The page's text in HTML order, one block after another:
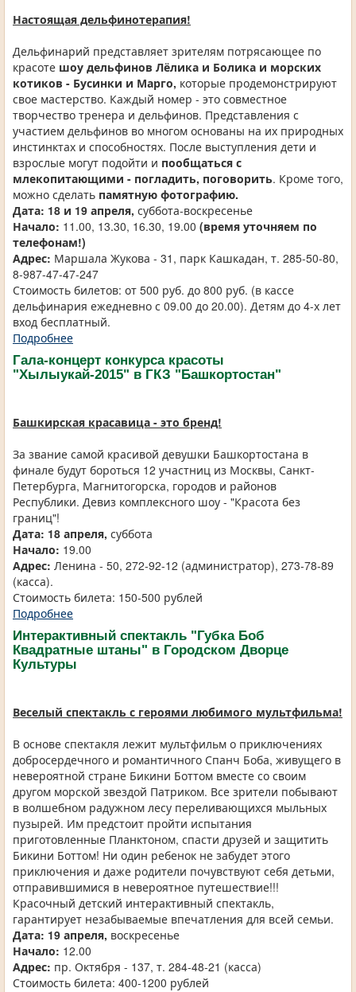
Настоящая дельфинотерапия!
Дельфинарий представляет зрителям потрясающее по
красоте шоу дельфинов Лёлика и Болика и морских
котиков - Бусинки и Марго, которые продемонстрируют
свое мастерство. Каждый номер - это совместное
творчество тренера и дельфинов. Представления с
участием дельфинов во многом основаны на их природных
инстинктах и способностях. После выступления дети и
взрослые могут подойти и пообщаться с
млекопитающими - погладить, поговорить. Кроме того,
можно сделать памятную фотографию.
Дата: 18 и 19 апреля, суббота-воскресенье
Начало: 11.00, 13.30, 16.30, 19.00 (время уточняем по
телефонам!)
Адрес: Маршала Жукова - 31, парк Кашкадан, т. 285-50-80,
8-987-47-47-247
Стоимость билетов: от 500 руб. до 800 руб. (в кассе
дельфинария ежедневно с 09.00 до 20.00). Детям до 4-х лет
вход бесплатный.
Подробнее
Гала-концерт конкурса красоты
"Хылыукай-2015" в ГКЗ "Башкортостан"
Башкирская красавица - это бренд!
За звание самой красивой девушки Башкортостана в
финале будут бороться 12 участниц из Москвы, Санкт-
Петербурга, Магнитогорска, городов и районов
Республики. Девиз комплексного шоу - "Красота без
границ"!
Дата: 18 апреля, суббота
Начало: 19.00
Адрес: Ленина - 50, 272-92-12 (администратор), 273-78-89
(касса).
Стоимость билета: 150-500 рублей
Подробнее
Интерактивный спектакль "Губка Боб
Квадратные штаны" в Городском Дворце
Культуры
Веселый спектакль с героями любимого мультфильма!
В основе спектакля лежит мультфильм о приключениях
добросердечного и романтичного Спанч Боба, живущего в
невероятной стране Бикини Боттом вместе со своим
другом морской звездой Патриком. Все зрители побывают
в волшебном радужном лесу переливающихся мыльных
пузырей. Им предстоит пройти испытания
приготовленные Планктоном, спасти друзей и защитить
Бикини Боттом! Ни один ребенок не забудет этого
приключения и даже родители почувствуют себя детьми,
отправившимися в невероятное путешествие!!!
Красочный детский интерактивный спектакль,
гарантирует незабываемые впечатления для всей семьи.
Дата: 19 апреля, воскресенье
Начало: 12.00
Адрес: пр. Октября - 137, т. 284-48-21 (касса)
Стоимость билета: 400-1200 рублей